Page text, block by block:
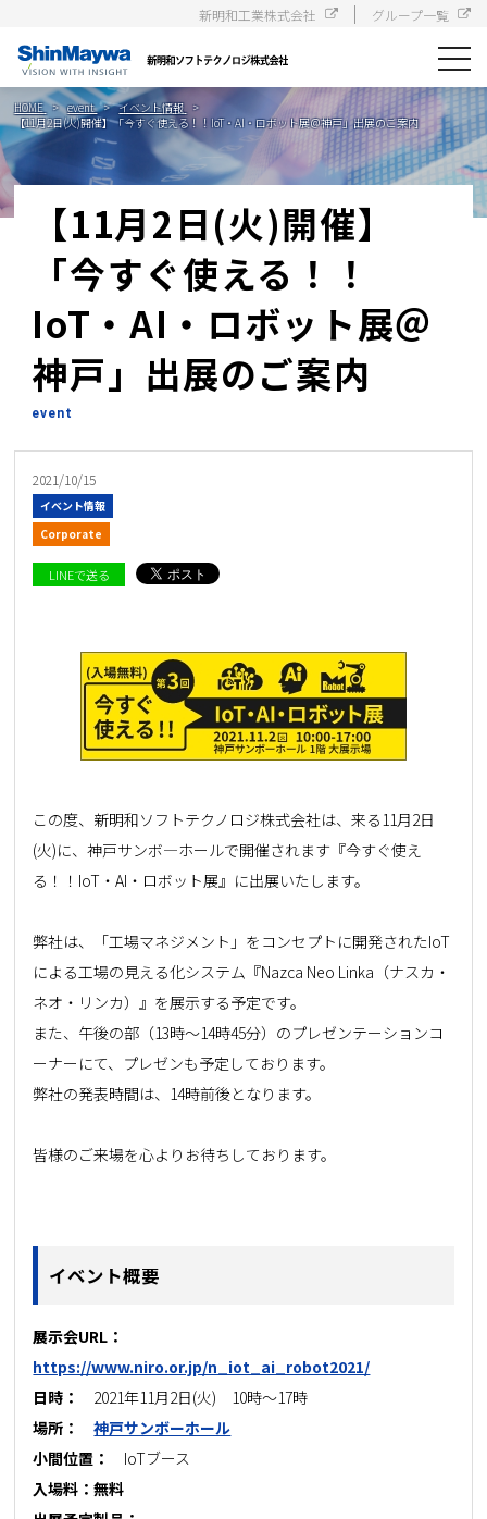
toggle
新明和工業株式会社 グループ一覧
HOME event
イベント情報
【11月2日(火)開催】「今すぐ使える！！IoT・AI・ロボット展＠神戸」出展のご案内
【11月2日(火)開催】
「今すぐ使える！！
IoT・AI・ロボット展＠
神戸」出展のご案内
event
2021/10/15
イベント情報
Corporate
LINEで送る
この度、新明和ソフトテクノロジ株式会社は、来る11月2日
(火)に、神戸サンボ―ホールで開催されます『今すぐ使え
る！！IoT・AI・ロボット展』に出展いたします。
弊社は、「工場マネジメント」をコンセプトに開発されたIoT
による工場の見える化システム『Nazca Neo Linka（ナスカ・
ネオ・リンカ）』を展示する予定です。
また、午後の部（13時～14時45分）のプレゼンテーションコ
ーナーにて、プレゼンも予定しております。
弊社の発表時間は、14時前後となります。
皆様のご来場を心よりお待ちしております。
イベント概要
展示会URL：
https://www.niro.or.jp/n_iot_ai_robot2021/
日時： 2021年11月2日(火) 10時～17時
場所：神戸サンボーホール
小間位置：
IoTブース
入場料：無料